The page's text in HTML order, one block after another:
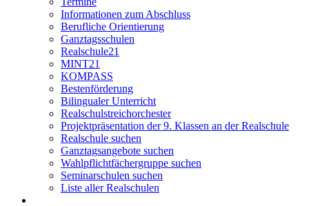
Informationen zum Abschluss
Berufliche Orientierung
Ganztagsschulen
Realschule21
MINT21
KOMPASS
Bestenförderung
Bilingualer Unterricht
Realschulstreichorchester
Projektpräsentation der 9. Klassen an der Realschule
Realschule suchen
Ganztagsangebote suchen
Wahlpflichtfächergruppe suchen
Seminarschulen suchen
Liste aller Realschulen